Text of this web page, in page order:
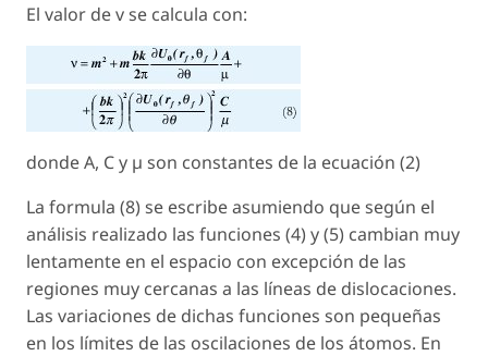
El valor de v se calcula con:
donde A, C y µ son constantes de la ecuación (2)
La formula (8) se escribe asumiendo que según el
análisis realizado las funciones (4) y (5) cambian muy
lentamente en el espacio con excepción de las
regiones muy cercanas a las líneas de dislocaciones.
Las variaciones de dichas funciones son pequeñas
en los límites de las oscilaciones de los átomos. En